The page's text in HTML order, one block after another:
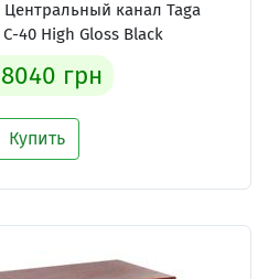
канал Taga
40 High Gloss Black
грн
Купить